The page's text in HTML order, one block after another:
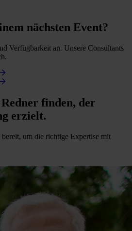
nächsten Event?
Verfügbarkeit an. Unsere Consultants
finden, der
erzielt.
bereit, um die richtige Expertise mit